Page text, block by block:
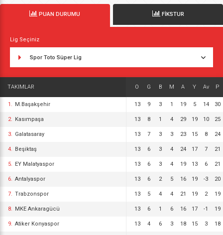
PUAN DURUMU FİKSTUR
Lig Seçiniz
Spor Toto Süper Lig
TAKIMLAR O G B M A Y Av P
1. M.Başakşehir 13 9 3 1 19 5 14 30
2. Kasımpaşa 13 8 1 4 29 19 10 25
3. Galatasaray 13 7 3 3 23 15 8 24
4. Beşiktaş 13 6 3 4 24 17 7 21
5. EY Malatyaspor 13 6 3 4 19 13 6 21
6. Antalyaspor 13 6 2 5 16 19 -3 20
7. Trabzonspor 13 5 4 4 21 19 2 19
8. MKE Ankaragücü 13 6 1 6 16 17 -1 19
9. Atiker Konyaspor 13 4 6 3 18 15 3 18